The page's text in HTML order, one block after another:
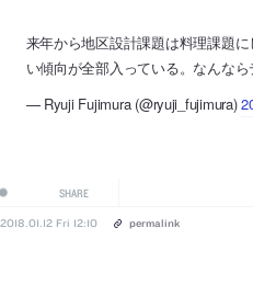
来年から地区設計課題は料理課題
い傾向が全部入っている。なんなら
— Ryuji Fujimura (@ryuji_fujimura)
SHARE
2018.01.12 Fri 12:10 permalink